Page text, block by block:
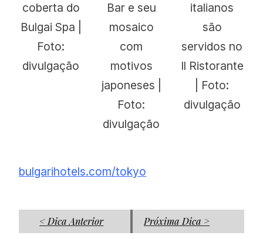
coberta do
Bulgai Spa |
Foto:
divulgação
Bar e seu
mosaico
com
motivos
japoneses |
Foto:
divulgação
italianos
são
servidos no
Il Ristorante
| Foto:
divulgação
bulgarihotels.com/tokyo
< Dica Anterior Próxima Dica >